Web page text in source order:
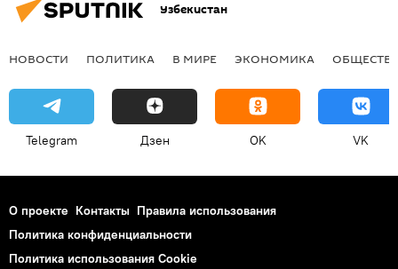
Узбекистан
НОВОСТИ ПОЛИТИКА В МИРЕ ЭКОНОМИКА
Telegram Дзен OK VK
О проекте Контакты Правила использования
Политика конфиденциальности
Политика использования Cookie